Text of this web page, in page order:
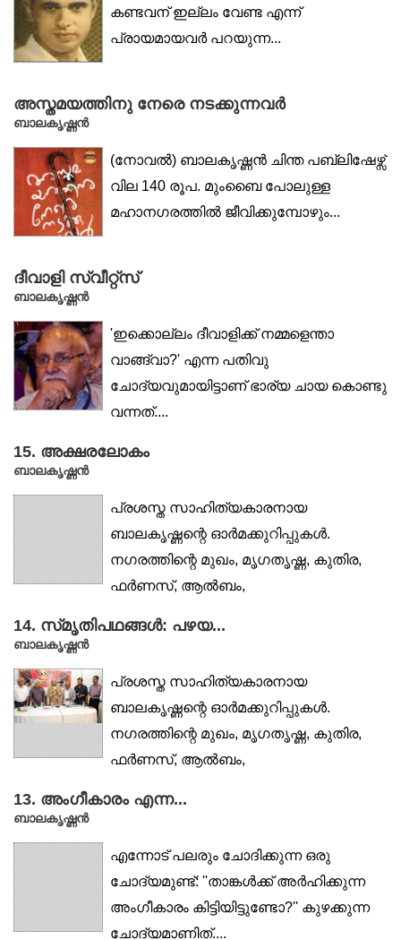
കണ്ടവന് ഇല്ലം വേണ്ട എന്ന്
പ്രായമായവർ പറയുന്ന...
അസ്തമയത്തിനു നേരെ നടക്കുന്നവർ
ബാലകൃഷ്ണൻ
(നോവൽ) ബാലകൃഷ്ണൻ ചിന്ത പബ്ലിഷേഴ്സ്
വില 140 രൂപ. മുംബൈ പോലുള്ള
മഹാനഗരത്തിൽ ജീവിക്കുമ്പോഴും...
ദീവാളി സ്വീറ്റ്‌സ്
ബാലകൃഷ്ണൻ
'ഇക്കൊല്ലം ദീവാളിക്ക് നമ്മളെന്താ
വാങ്ങ്വാ?' എന്ന പതിവു
ചോദ്യവുമായിട്ടാണ് ഭാര്യ ചായ കൊണ്ടു
വന്നത്....
15. അക്ഷരലോകം
ബാലകൃഷ്ണൻ
പ്രശസ്ത സാഹിത്യകാരനായ
ബാലകൃഷ്ണന്റെ ഓർമക്കുറിപ്പുകൾ.
നഗരത്തിന്റെ മുഖം, മൃഗതൃഷ്ണ, കുതിര,
ഫർണസ്, ആൽബം,
14. സ്‌മൃതിപഥങ്ങൾ: പഴയ...
ബാലകൃഷ്ണൻ
പ്രശസ്ത സാഹിത്യകാരനായ
ബാലകൃഷ്ണന്റെ ഓർമക്കുറിപ്പുകൾ.
നഗരത്തിന്റെ മുഖം, മൃഗതൃഷ്ണ, കുതിര,
ഫർണസ്, ആൽബം,
13. അംഗീകാരം എന്ന...
ബാലകൃഷ്ണൻ
എന്നോട് പലരും ചോദിക്കുന്ന ഒരു
ചോദ്യമുണ്ട്: ''താങ്കള്‍ക്ക് അര്‍ഹിക്കുന്ന
അംഗീകാരം കിട്ടിയിട്ടുണ്ടോ?'' കുഴക്കുന്ന
ചോദ്യമാണിത്....